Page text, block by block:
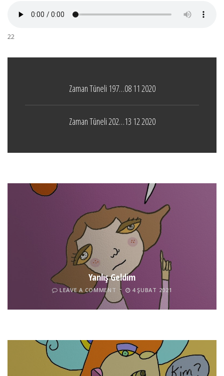
22
Zaman Tüneli 197…08 11 2020
Zaman Tüneli 202…13 12 2020
Yanlış Geldim
LEAVE A COMMENT 4 ŞUBAT 2021
Tel İnsan
LEAVE A COMMENT 4 ŞUBAT 2021